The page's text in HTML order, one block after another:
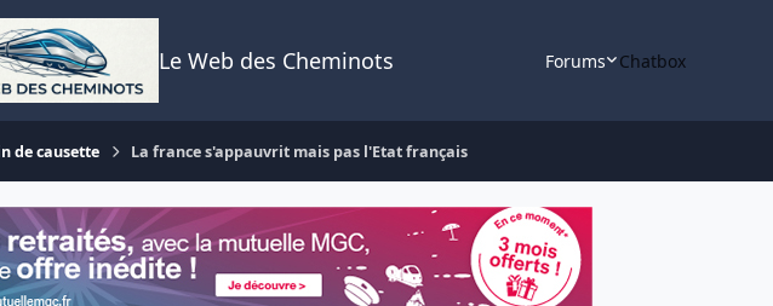
Le Web des Cheminots Forums Chatbox
de causette La france s'appauvrit mais pas l'Etat français